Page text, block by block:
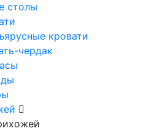
столы
кровати
чердак